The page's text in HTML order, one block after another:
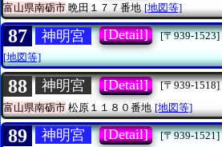
富山県南砺市 晩田１７７番地 [地図等]
87 神明宮 [Detail] [〒939-1523]
[地図等]
88 神明宮 [Detail]
[〒939-1518]
富山県南砺市 松原１１８０番地 [地図等]
89 神明宮 [Detail] [〒939-1521]